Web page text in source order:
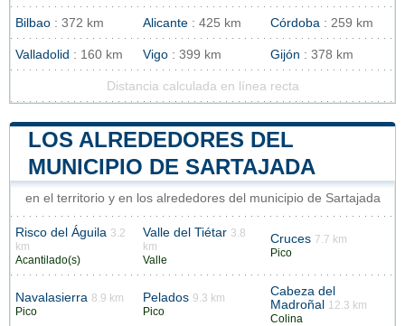
Bilbao : 372 km Alicante : 425 km Córdoba : 259 km
Valladolid : 160 km Vigo : 399 km Gijón : 378 km
Distancia calculada en línea recta
LOS ALREDEDORES DEL
MUNICIPIO DE SARTAJADA
en el territorio y en los alrededores del municipio de Sartajada
Risco del Águila 3.2
km
Acantilado(s)
Valle del Tiétar 3.8
km
Valle
Cruces 7.7 km
Pico
Navalasierra 8.9 km
Pico
Pelados 9.3 km
Pico
Cabeza del
Madroñal
12.3 km
Colina